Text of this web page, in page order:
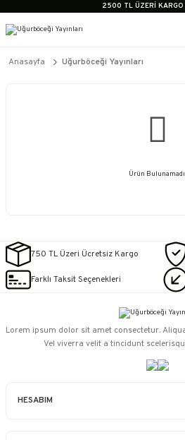
2500 TL ÜZERİ KARGO
2500 TL ÜZERİ KARGO
Anasayfa Uğurböceği Yayınları
Ürün
750 TL Üzeri Ücretsiz Kargo
Farklı Taksit Seçenekleri
HESABIM
Lorem ipsum dolor sit amet consectetur.
Vel viverra velit a tincidunt